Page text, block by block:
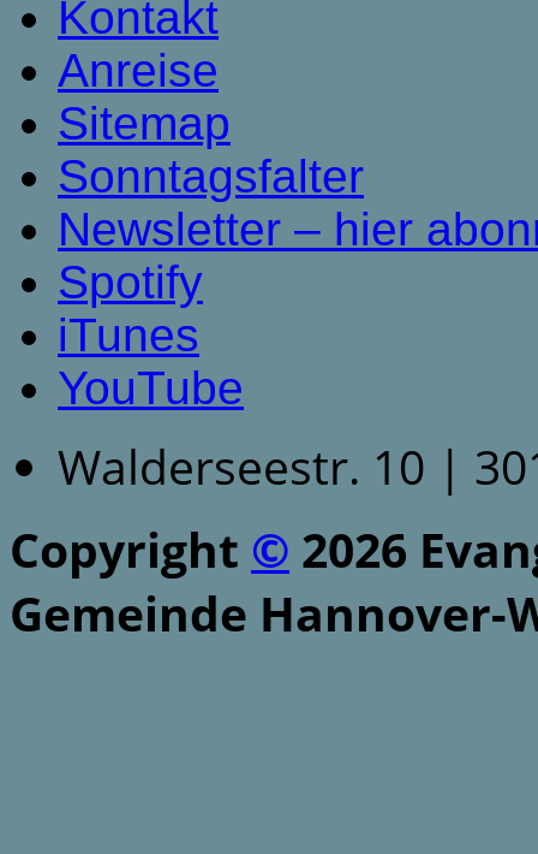
Kontakt
Anreise
Sitemap
Sonntagsfalter
Newsletter – hier
Spotify
iTunes
YouTube
Walderseestr. 10 |
Copyright © 2026
Gemeinde Hannover-